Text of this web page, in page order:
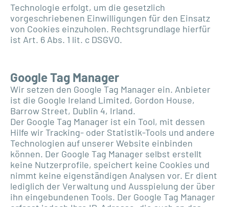
Technologie erfolgt, um die gesetzlich
vorgeschriebenen Einwilligungen für den Einsatz
von Cookies einzuholen. Rechtsgrundlage hierfür
ist Art. 6 Abs. 1 lit. c DSGVO.
Google Tag Manager
Wir setzen den Google Tag Manager ein. Anbieter
ist die Google Ireland Limited, Gordon House,
Barrow Street, Dublin 4, Irland.
Der Google Tag Manager ist ein Tool, mit dessen
Hilfe wir Tracking- oder Statistik-Tools und andere
Technologien auf unserer Website einbinden
können. Der Google Tag Manager selbst erstellt
keine Nutzerprofile, speichert keine Cookies und
nimmt keine eigenständigen Analysen vor. Er dient
lediglich der Verwaltung und Ausspielung der über
ihn eingebundenen Tools. Der Google Tag Manager